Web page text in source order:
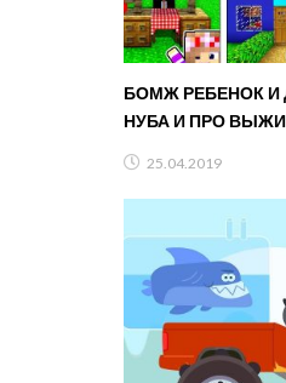
БОМЖ РЕБЕНОК
НУБА И ПРО
ВИДЕО ТРОЛЛИНГ
25.04.2019